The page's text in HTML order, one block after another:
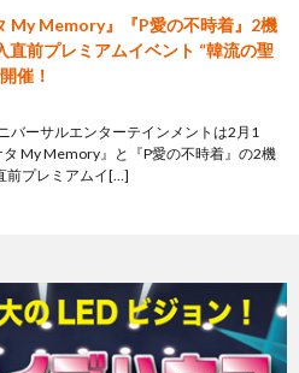
My Memory』『P愛の不時着』2機
直前プレミアムイベント “韓流の聖
催！
バーサルエンターテインメントは2月1
タ My Memory』と『P愛の不時着』の2機
前プレミアムイ[…]